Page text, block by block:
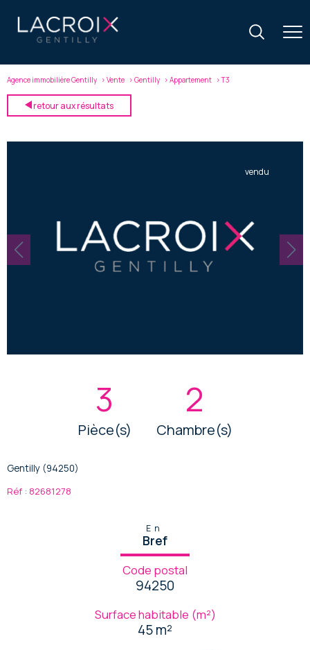
Agence immobilière Gentilly Vente Gentilly Appartement T3
retour aux résultats
vendu
3
Pièce(s)
2
Chambre(s)
Gentilly (94250)
Réf : 82681278
En
Bref
Code postal
94250
Surface habitable (m²)
45 m²